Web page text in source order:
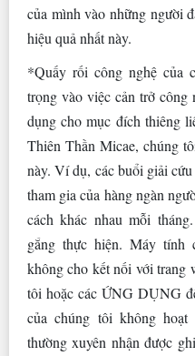
của mình vào những người
hiệu quả nhất này.
*Quấy rối công nghệ của
trọng vào việc cản trở công
dụng cho mục đích thiêng
Thiên Thần Micae, chúng
này. Ví dụ, các buổi giải
tham gia của hàng ngàn
cách khác nhau mỗi
gắng thực hiện. Máy
không cho kết nối với
tôi hoặc các ỨNG DỤNG
của chúng tôi không
thường xuyên nhận được